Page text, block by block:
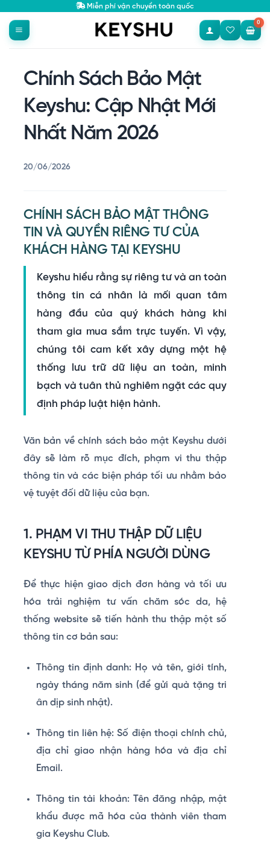
qua
nội
dung
Miễn phí vận chuyển toàn quốc
Chính Sách Bảo Mật
Keyshu: Cập Nhật Mới
Nhất Năm 2026
20/06/2026
CHÍNH SÁCH BẢO MẬT THÔNG
TIN VÀ QUYỀN RIÊNG TƯ CỦA
KHÁCH HÀNG TẠI KEYSHU
Keyshu hiểu rằng sự riêng tư và an toàn
thông tin cá nhân là mối quan tâm
hàng đầu của quý khách hàng khi
tham gia mua sắm trực tuyến. Vì vậy,
chúng tôi cam kết xây dựng một hệ
thống lưu trữ dữ liệu an toàn, minh
bạch và tuân thủ nghiêm ngặt các quy
định pháp luật hiện hành.
Văn bản vềchính sách bảo mật Keyshu dưới
đây sẽ làm rõ mục đích, phạm vi thu thập
thông tin và các biện pháp tối ưu nhằm bảo
vệ tuyệt đối dữ liệu của bạn.
1. PHẠM VI THU THẬP DỮ LIỆU
KEYSHU TỪ PHÍA NGƯỜI DÙNG
Để thực hiện giao dịch đơn hàng và tối ưu
hóa trải nghiệm tư vấn chăm sóc da, hệ
thống website sẽ tiến hành thu thập một số
thông tin cơ bản sau:
Thông tin định danh: Họ và tên, giới tính,
ngày tháng năm sinh (để gửi quà tặng tri
ân dịp sinh nhật).
Thông tin liên hệ: Số điện thoại chính chủ,
địa chỉ giao nhận hàng hóa và địa chỉ
Email.
Thông tin tài khoản:Tên đăng nhập, mật
khẩu được mã hóa của thành viên tham
gia Keyshu Club.